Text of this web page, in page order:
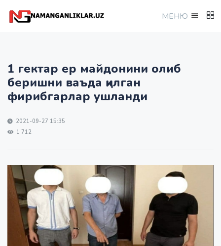
МEНЮ
1 гектар ер майдонини олиб
беришни ваъда қилган
фирибгарлар ушланди
2021-09-27 15:35
1 712